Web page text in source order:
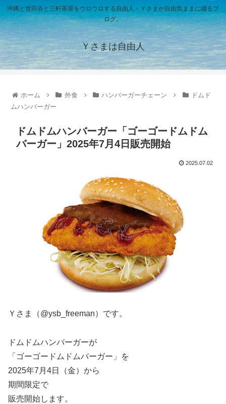
沖縄と世田谷と三軒茶屋をウロウロする自由人・Ｙさまが自由気ままに綴るブ
ログ。
Ｙさまは自由人
ホーム 外食 ハンバーガーチェーン
ドムド
ムハンバーガー
ドムドムハンバーガー「ゴーゴードムドム
バーガー」2025年7月4日販売開始
2025.07.02
Ｙさま（@ysb_freeman）です。
ドムドムハンバーガーが
「ゴーゴードムドムバーガー」を
2025年7月4日（金）から
期間限定で
販売開始します。